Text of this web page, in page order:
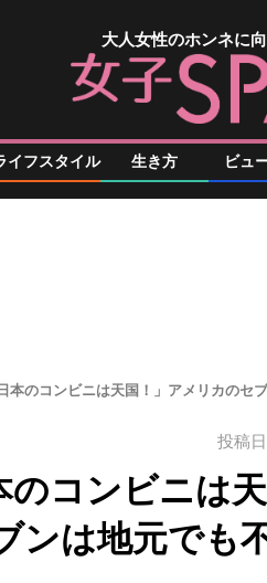
大人女性のホンネに
イフスタイル 生き方 ビュ
本のコンビニは天国！」アメリカのセ
投稿
コンビニは天
ンは地元でも